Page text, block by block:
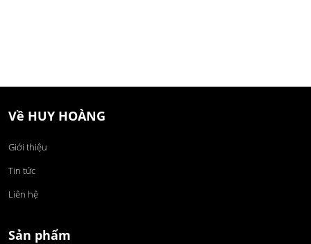
Về HUY HOÀNG
Giới thiệu
Tin tức
Liên hệ
Sản phẩm